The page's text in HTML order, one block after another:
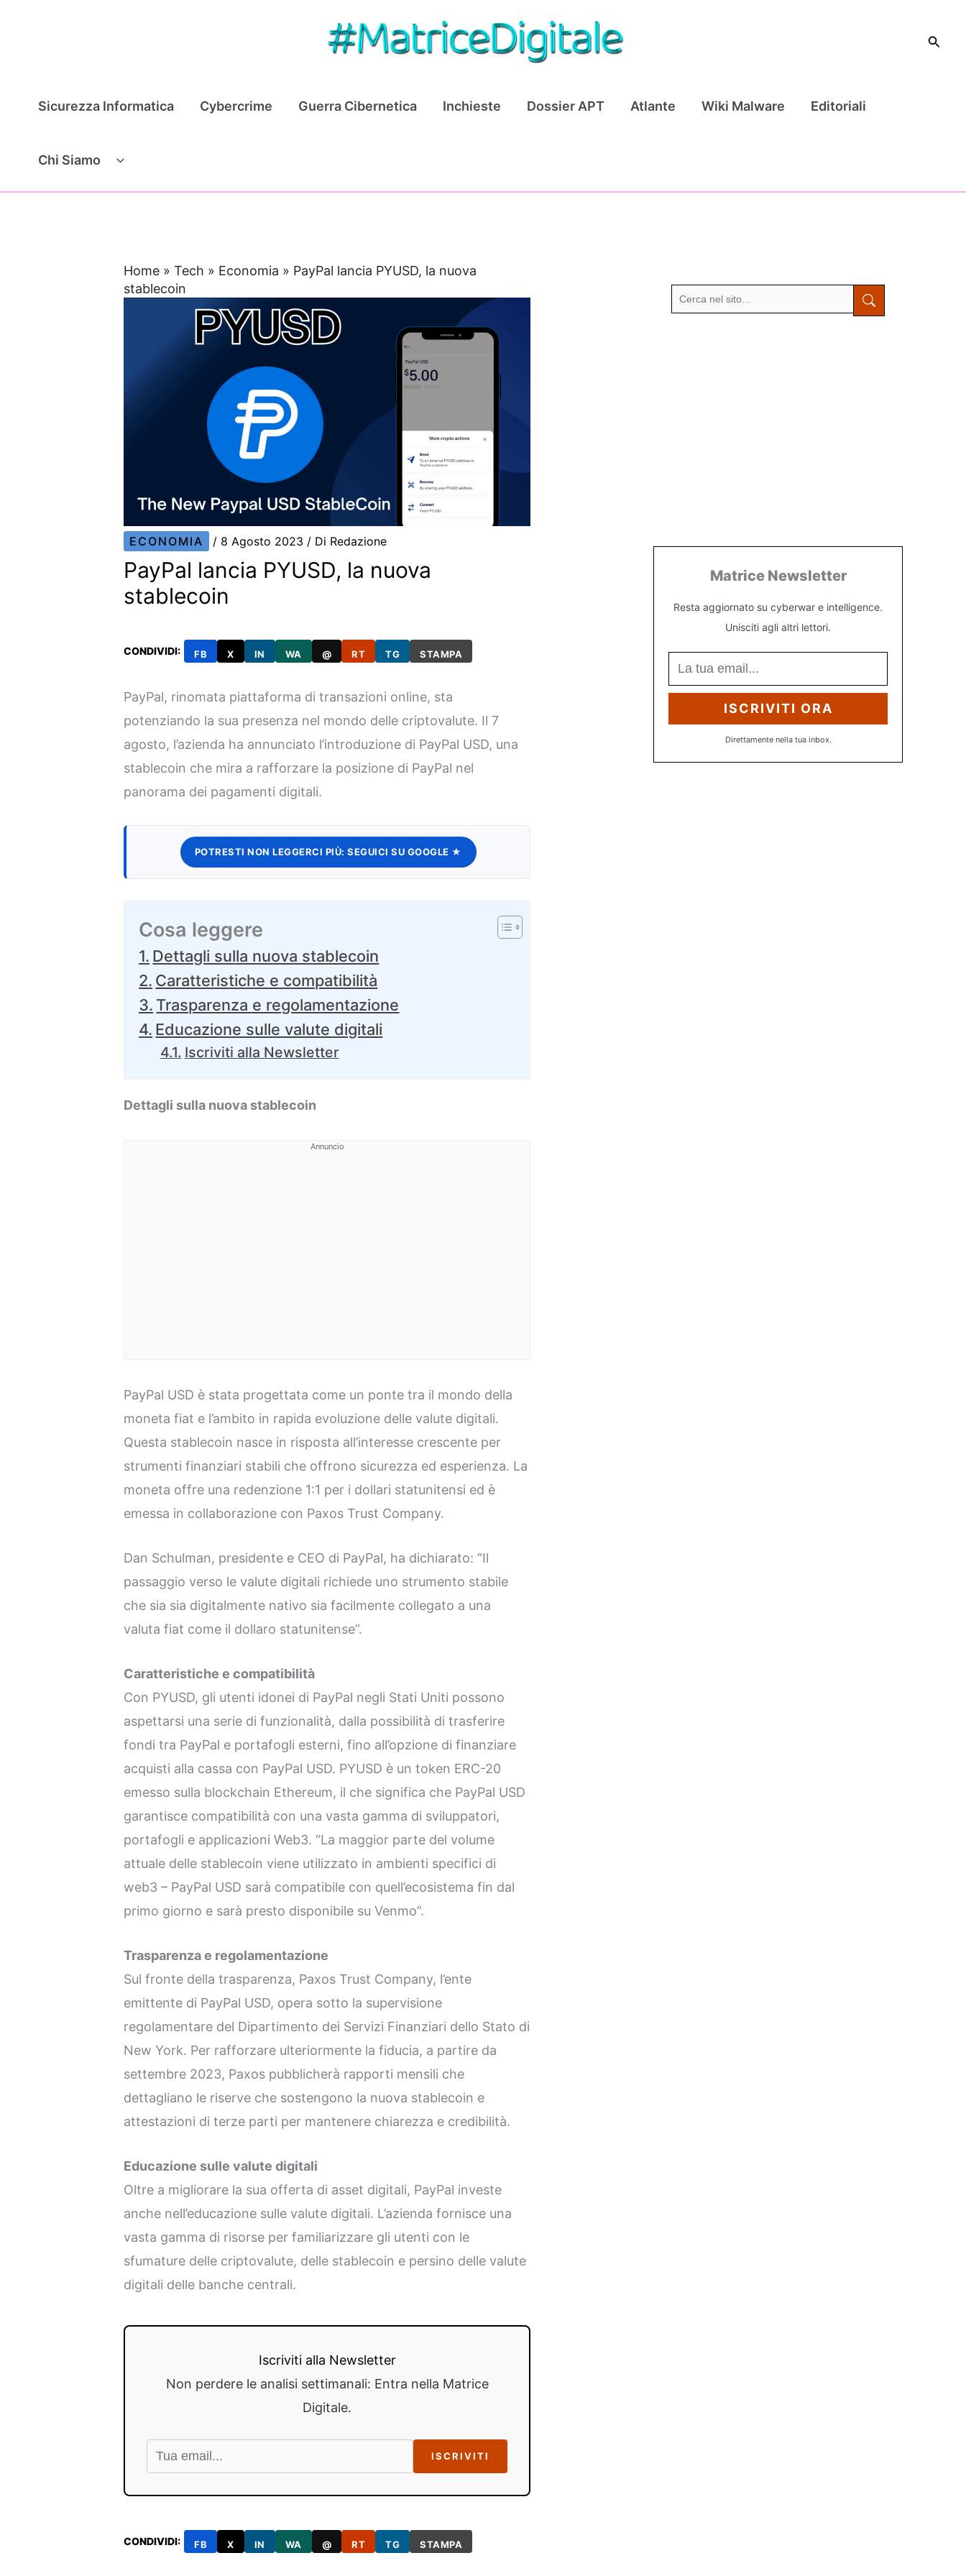
Cerca
Sicurezza Informatica Cybercrime Guerra Cibernetica Inchieste Dossier APT Atlante Wiki Malware Editoriali
Chi Siamo
Home »Tech » Economia » PayPal lancia PYUSD, la nuova
stablecoin
ECONOMIA / 8 Agosto 2023 / Di Redazione
PayPal lancia PYUSD, la nuova
stablecoin
CONDIVIDI: FB X IN WA @ RT TG STAMPA
PayPal, rinomata piattaforma di transazioni online, sta
potenziando la sua presenza nel mondo delle criptovalute. Il 7
agosto, l’azienda ha annunciato l’introduzione di PayPal USD, una
stablecoin che mira a rafforzare la posizione di PayPal nel
panorama dei pagamenti digitali.
POTRESTI NON LEGGERCI PIÙ: SEGUICI SU GOOGLE ★
Cosa leggere
Dettagli sulla nuova stablecoin
Caratteristiche e compatibilità
Trasparenza e regolamentazione
Educazione sulle valute digitali
Iscriviti alla Newsletter
Dettagli sulla nuova stablecoin
Annuncio
PayPal USD è stata progettata come un ponte tra il mondo della
moneta fiat e l’ambito in rapida evoluzione delle valute digitali.
Questa stablecoin nasce in risposta all’interesse crescente per
strumenti finanziari stabili che offrono sicurezza ed esperienza. La
moneta offre una redenzione 1:1 per i dollari statunitensi ed è
emessa in collaborazione con Paxos Trust Company.
Dan Schulman, presidente e CEO di PayPal, ha dichiarato: “Il
passaggio verso le valute digitali richiede uno strumento stabile
che sia sia digitalmente nativo sia facilmente collegato a una
valuta fiat come il dollaro statunitense”.
Caratteristiche e compatibilità
Con PYUSD, gli utenti idonei di PayPal negli Stati Uniti possono
aspettarsi una serie di funzionalità, dalla possibilità di trasferire
fondi tra PayPal e portafogli esterni, fino all’opzione di finanziare
acquisti alla cassa con PayPal USD. PYUSD è un token ERC-20
emesso sulla blockchain Ethereum, il che significa che PayPal USD
garantisce compatibilità con una vasta gamma di sviluppatori,
portafogli e applicazioni Web3. “La maggior parte del volume
attuale delle stablecoin viene utilizzato in ambienti specifici di
web3 – PayPal USD sarà compatibile con quell’ecosistema fin dal
primo giorno e sarà presto disponibile su Venmo”.
Trasparenza e regolamentazione
Sul fronte della trasparenza, Paxos Trust Company, l’ente
emittente di PayPal USD, opera sotto la supervisione
regolamentare del Dipartimento dei Servizi Finanziari dello Stato di
New York. Per rafforzare ulteriormente la fiducia, a partire da
settembre 2023, Paxos pubblicherà rapporti mensili che
dettagliano le riserve che sostengono la nuova stablecoin e
attestazioni di terze parti per mantenere chiarezza e credibilità.
Educazione sulle valute digitali
Oltre a migliorare la sua offerta di asset digitali, PayPal investe
anche nell’educazione sulle valute digitali. L’azienda fornisce una
vasta gamma di risorse per familiarizzare gli utenti con le
sfumature delle criptovalute, delle stablecoin e persino delle valute
digitali delle banche centrali.
Iscriviti alla Newsletter
Non perdere le analisi settimanali: Entra nella Matrice
Digitale.
ISCRIVITI
CONDIVIDI: FB X IN WA @ RT TG STAMPA
Matrice Newsletter
Resta aggiornato su cyberwar e intelligence.
Unisciti agli altri lettori.
ISCRIVITI ORA
Direttamente nella tua inbox.